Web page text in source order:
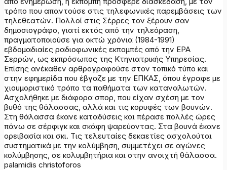
τρόπο που απαντούσε στις τηλεφωνικές παρεμβάσεις των
τηλεθεατών. Πολλοί στις Σέρρες τον ξέρουν σαν
δημοσιογράφο, γιατί εκτός από την τηλεόραση,
πραγματοποιούσε για οκτώ χρόνια (1984-1991)
εβδομαδιαίες ραδιοφωνικές εκπομπές από την ΕΡΑ
Σερρών, ως εκπρόσωπος της Κτηνιατρικής Υπηρεσίας.
Επίσης ανέκαθεν αρθρογραφούσε στον τοπικό τύπο και
στην εφημερίδα που έβγαζε με την ΕΠΚΑΣ, όπου έγραφε με
χιουμοριστικό τρόπο τα παθήματα των καταναλωτών.
Ασχολήθηκε με διάφορα σπορ, που είχαν σχέση με τον
βυθό της θάλασσας, αλλά και τις κορυφές των βουνών.
Στη θάλασσα έκανε καταδύσεις και πέρασε πολλές ώρες
πάνω σε σέρφιγκ και σκάφη ψαρεύοντας. Στα βουνά έκανε
ορειβασία και σκι. Τις τελευταίες δεκαετίες ασχολούται
συστηματικά με την κολύμβηση, συμμετέχει σε αγώνες
κολύμβησης, σε κολυμβητήρια και στην ανοιχτή θάλασσα.
palamidis christoforos